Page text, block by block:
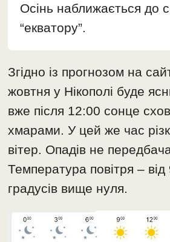
Осінь наближається до
“екватору”.
Згідно із прогнозом на
жовтня у Нікополі буде
вже після 12:00 сонце
хмарами. У цей же час
вітер. Опадів не
Температура повітря –
градусів вище нуля.